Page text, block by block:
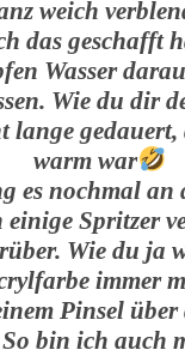
weich
das geschafft
Wasser
Wie du dir
lange gedauert,
warm war
es nochmal an
einige Spritzer
Wie du ja
immer
Pinsel
bin ich auch